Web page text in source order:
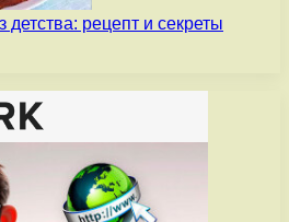
детства: рецепт и секреты